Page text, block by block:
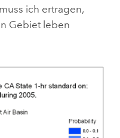
ich ertragen,
Gebiet leben